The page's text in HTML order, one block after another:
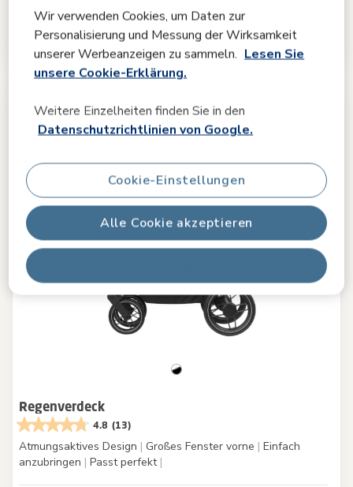
Wir verwenden Cookies, um Daten zur
Personalisierung und Messung der Wirksamkeit
unserer Werbeanzeigen zu sammeln. Lesen Sie
unsere Cookie-Erklärung.
Weitere Einzelheiten finden Sie in den
Datenschutzrichtlinien von Google.
Alle Cookie akzeptieren
Cookie-Einstellungen
95,99 €
129,99 €Originalpreis
Auf Lager
Regenverdeck
4.8 (13)
Atmungsaktives Design | Großes Fenster vorne | Einfach
anzubringen | Passt perfekt |